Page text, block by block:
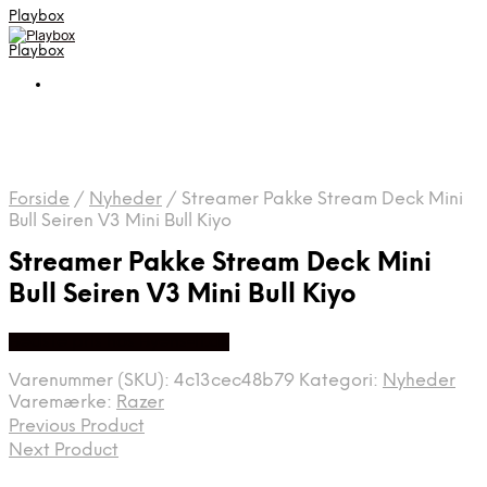
Playbox
Playbox
Forside / Nyheder / Streamer Pakke Stream Deck Mini
Bull Seiren V3 Mini Bull Kiyo
Streamer Pakke Stream Deck Mini
Bull Seiren V3 Mini Bull Kiyo
Varenummer (SKU): 4c13cec48b79 Kategori: Nyheder
Varemærke: Razer
Previous Product
Next Product